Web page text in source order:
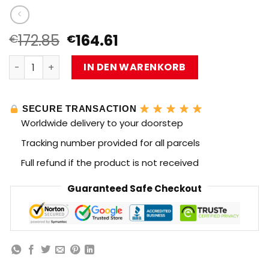
€172.85 Ursprünglicher
Preis
war:
€172.85
€164.61
Preis
ist:
€164.61.
FORM KÖNIG 16004 Das Café mit 3430 Teilen Menge
IN DEN WARENKORB
SECURE TRANSACTION
Worldwide delivery to your doorstep
Tracking number provided for all parcels
Full refund if the product is not received
Guaranteed Safe Checkout